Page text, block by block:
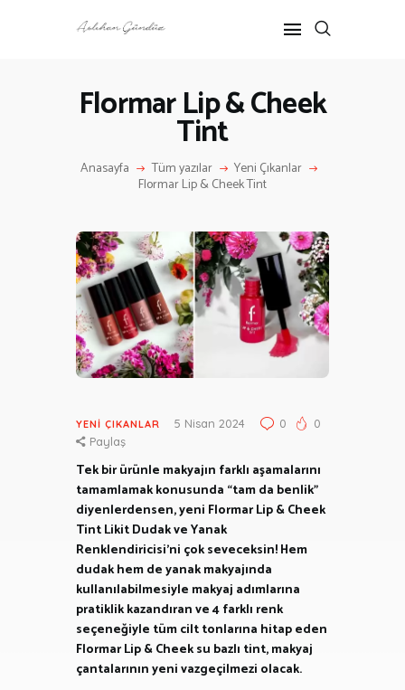
Flormar Lip & Cheek
Tint
Anasayfa Tüm yazılar Yeni Çıkanlar
Flormar Lip & Cheek Tint
ANNE-ÇOCUK
HAKKIMDA
İLETIŞIM
YENI ÇIKANLAR 5 Nisan 2024 0
0
Paylaş
Tek bir ürünle makyajın farklı aşamalarını
tamamlamak konusunda “tam da benlik”
diyenlerdensen, yeni Flormar Lip & Cheek
Tint Likit Dudak ve Yanak
Renklendiricisi’ni çok seveceksin! Hem
dudak hem de yanak makyajında
kullanılabilmesiyle makyaj adımlarına
pratiklik kazandıran ve 4 farklı renk
seçeneğiyle tüm cilt tonlarına hitap eden
Flormar Lip & Cheek su bazlı tint, makyaj
çantalarının yeni vazgeçilmezi olacak.